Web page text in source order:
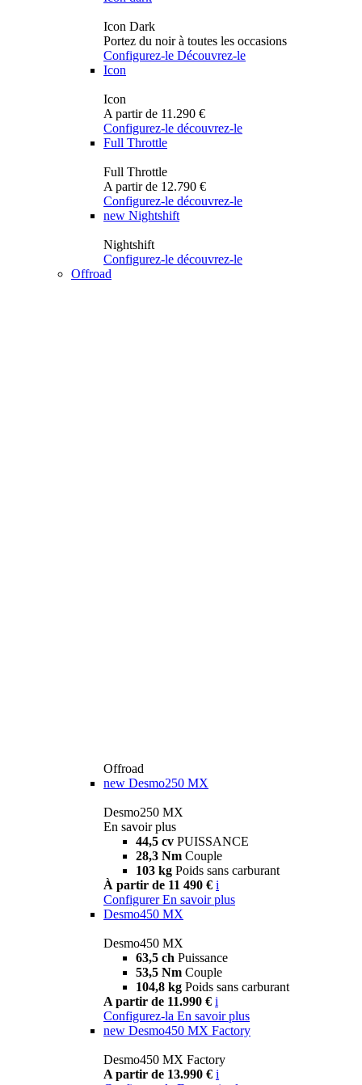
Icon Dark
Portez du noir à toutes les occasions
Configurez-le Découvrez-le
Icon
Icon
A partir de 11.290 €
Configurez-le découvrez-le
Full Throttle
Full Throttle
A partir de 12.790 €
Configurez-le découvrez-le
new Nightshift
Nightshift
Configurez-le découvrez-le
Offroad
Offroad
new Desmo250 MX
Desmo250 MX
En savoir plus
44,5 cv PUISSANCE
28,3 Nm Couple
103 kg Poids sans carburant
À partir de 11 490 € i
Configurer En savoir plus
Desmo450 MX
Desmo450 MX
63,5 ch Puissance
53,5 Nm Couple
104,8 kg Poids sans carburant
A partir de 11.990 € i
Configurez-la En savoir plus
new Desmo450 MX Factory
Desmo450 MX Factory
A partir de 13.990 € i